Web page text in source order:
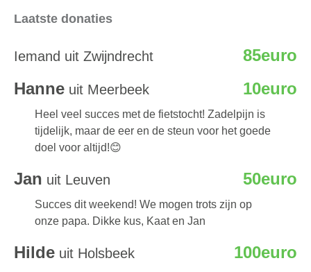
Laatste donaties
Iemand uit Zwijndrecht
85euro
Hanne uit Meerbeek 10euro
Heel veel succes met de fietstocht! Zadelpijn is
tijdelijk, maar de eer en de steun voor het goede
doel voor altijd!😊
Jan uit Leuven 50euro
Succes dit weekend! We mogen trots zijn op
onze papa. Dikke kus, Kaat en Jan
Hilde uit Holsbeek 100euro